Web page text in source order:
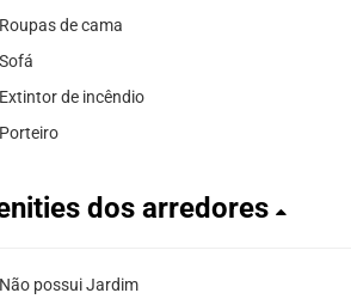
Roupas de cama
Sofá
Extintor de incêndio
Porteiro
dos arredores
Não possui Jardim